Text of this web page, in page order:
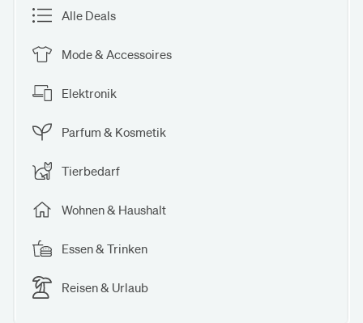
Alle Deals
Mode & Accessoires
Elektronik
Parfum & Kosmetik
Tierbedarf
Wohnen & Haushalt
Essen & Trinken
Reisen & Urlaub